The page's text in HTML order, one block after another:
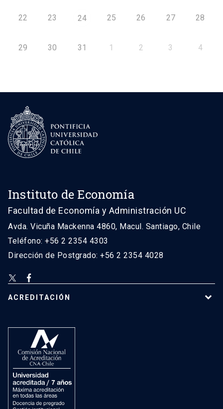
22 23 24 25 26 27 28
29 30 31 1 2 3 4
Instituto de Economía
Facultad de Economía y Administración UC
Avda. Vicuña Mackenna 4860, Macul. Santiago, Chile
Teléfono: +56 2 2354 4303
Dirección de Postgrado: +56 2 2354 4028
ACREDITACIÓN